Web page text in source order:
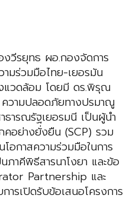
งวีรยุทธ ผอ.กองจัดการ
มร่วมมือไทย-เยอรมัน
แวดล้อม โดยมี ดร.พิรุณ
วามปลอดภัยทางปรมาณู
ารณรัฐเยอรมนี เป็นผู้นำ
คอย่างยั่งยืน (SCP) รวม
กาสความร่วมมือในการ
าคีพิธีสารนาโงยา และข้อ
Partnership และ
รเปิดรับข้อเสนอโครงการ